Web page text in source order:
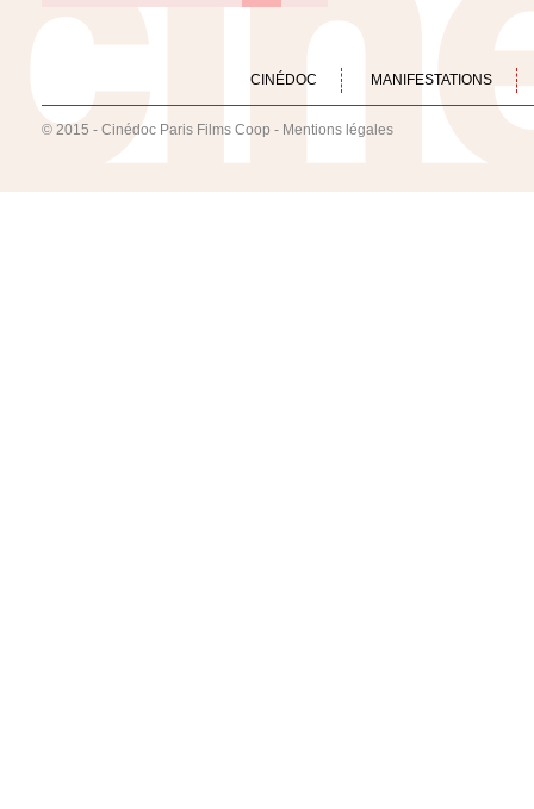
CINÉDOC MANIFESTATIONS
© 2015 - Cinédoc Paris Films Coop - Mentions légales